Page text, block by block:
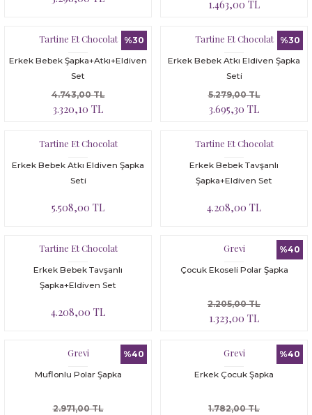
1.463,00 TL
%30
Tartine Et Chocolat
Erkek Bebek Şapka+Atkı+Eldiven
Set
3.320,10 TL
4.743,00 TL
%30
Tartine Et Chocolat
Erkek Bebek Atkı Eldiven Şapka
Seti
3.695,30 TL
5.279,00 TL
Tartine Et Chocolat
Erkek Bebek Atkı Eldiven Şapka
Seti
5.508,00 TL
Tartine Et Chocolat
Erkek Bebek Tavşanlı
Şapka+Eldiven Set
4.208,00 TL
Tartine Et Chocolat
Erkek Bebek Tavşanlı
Şapka+Eldiven Set
4.208,00 TL
%40
Grevi
Çocuk Ekoseli Polar Şapka
1.323,00 TL
2.205,00 TL
%40
Grevi
Muflonlu Polar Şapka
2.971,00 TL
%40
Grevi
Erkek Çocuk Şapka
1.782,00 TL